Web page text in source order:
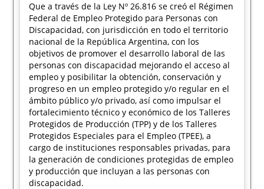
Que a través de la Ley Nº 26.816 se creó el Régimen
Federal de Empleo Protegido para Personas con
Discapacidad, con jurisdicción en todo el territorio
nacional de la República Argentina, con los
objetivos de promover el desarrollo laboral de las
personas con discapacidad mejorando el acceso al
empleo y posibilitar la obtención, conservación y
progreso en un empleo protegido y/o regular en el
ámbito público y/o privado, así como impulsar el
fortalecimiento técnico y económico de los Talleres
Protegidos de Producción (TPP) y de los Talleres
Protegidos Especiales para el Empleo (TPEE), a
cargo de instituciones responsables privadas, para
la generación de condiciones protegidas de empleo
y producción que incluyan a las personas con
discapacidad.